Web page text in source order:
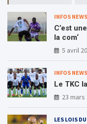
INFOS NEWS
C’est
la com‘
5 avril
INFOS NEWS
Le TKC
23 mars
LES LOIS